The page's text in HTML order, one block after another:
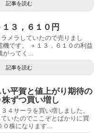
記事を読む
３，６１０円
メラしていたので売りまし
機です。 ＋１３，６１０の利益
がってく...
記事を読む
平賀と値上がり期待の
ずつ買い増し
４サーラを買い増しました。
いたのでここぞとばかりに買
０株になります...